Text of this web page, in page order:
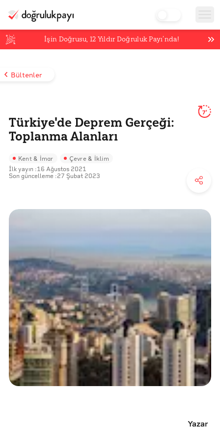
İşin Doğrusu,12 Yıldır Doğruluk Payı’nda!
Bültenler
Türkiye'de Deprem Gerçeği:
Toplanma Alanları
7'
Kent & İmar Çevre & İklim
İlk yayın :16 Ağustos 2021
Son güncelleme :27 Şubat 2023
Yazar